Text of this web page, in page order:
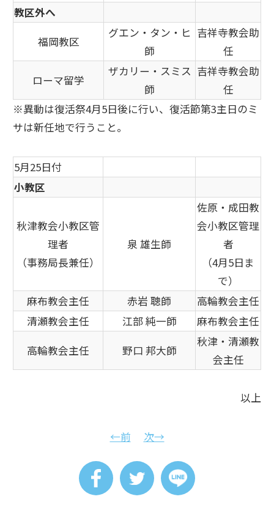
教区外へ
福岡教区
グエン・タン・ヒ
師
吉祥寺教会助
任
ローマ留学
ザカリー・スミス
師
吉祥寺教会助
任
※異動は復活祭4月5日後に行い、復活節第3主日のミ
サは新任地で行うこと。
5月25日付
小教区
秋津教会小教区管
理者
（事務局長兼任）
泉 雄生師
佐原・成田教
会小教区管理
者
（4月5日ま
で）
麻布教会主任
赤岩 聰師
高輪教会主任
清瀬教会主任
江部 純一師
麻布教会主任
高輪教会主任
野口 邦大師
秋津・清瀬教
会主任
以上
←前 次→